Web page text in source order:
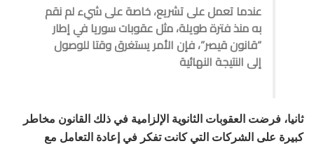
عندما تعمل على تشريع، خاصة على شيء لم نقم
به منذ فترة طويلة، مثل عقوبات سوريا في إطار
“قانون قيصر”، فإن الأمر يستغرق وقتا للوصول
إلى النتيجة النهائية
ثانيا، فرضت العقوبات الثانوية الإلزامية في ذلك القانون مخاطر
كبيرة على الشركات التي كانت تفكر في إعادة التعامل مع